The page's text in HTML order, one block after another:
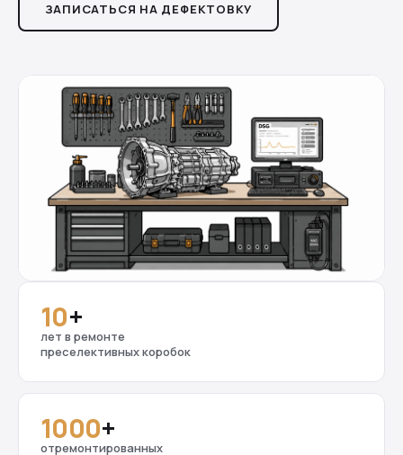
ЗАПИСАТЬСЯ НА ДЕФЕКТОВКУ
10+
лет в ремонте
преселективных коробок
1000+
отремонтированных